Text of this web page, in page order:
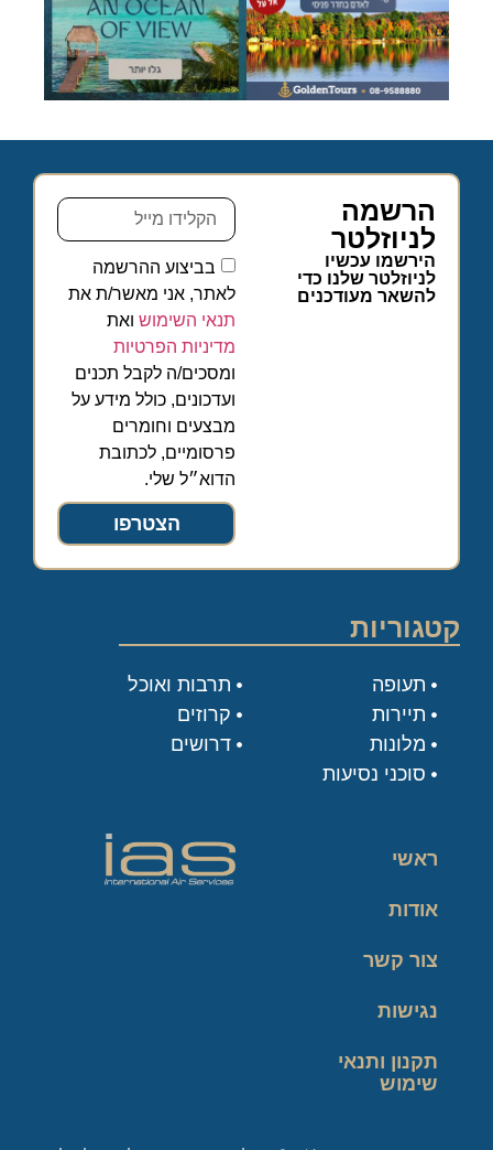
הרשמה
לניוזלטר
הירשמו עכשיו
לניוזלטר שלנו כדי
להשאר מעודכנים
בביצוע ההרשמה
לאתר, אני מאשר/ת את
תנאי השימוש ואת
מדיניות הפרטיות
ומסכים/ה לקבל תכנים
ועדכונים, כולל מידע על
מבצעים וחומרים
פרסומיים, לכתובת
הדוא״ל שלי.
הצטרפו
קטגוריות
תעופה
תיירות
מלונות
סוכני נסיעות
תרבות ואוכל
קרוזים
דרושים
ראשי
אודות
צור קשר
נגישות
תקנון ותנאי
שימוש